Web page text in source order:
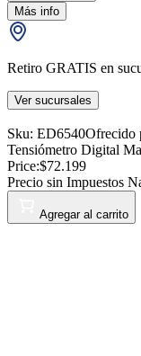
Más info
Retiro GRATIS en
Ver sucursales
Sku: ED6540Ofrecido
Tensiómetro Digital
Price:$72.199
Precio sin Impuestos
Agregar al carrito